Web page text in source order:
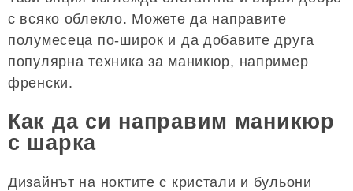
с всяко облекло. Можете да направите
полумесеца по-широк и да добавите друга
популярна техника за маникюр, например
френски.
Как да си направим маникюр
с шарка
Дизайнът на ноктите с кристали и бульони